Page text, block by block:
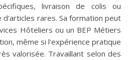
livraison de colis ou
d'articles rares. Sa formation peut
Hôteliers ou un BEP Métiers
même si l'expérience pratique
valorisée. Travaillant selon des